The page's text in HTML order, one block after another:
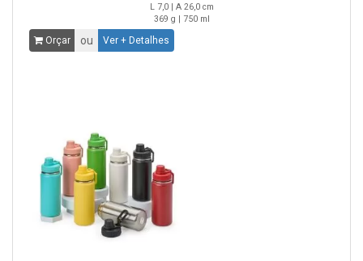
L 7,0 | A 26,0 cm
369 g | 750 ml
Orçar ou Ver + Detalhes